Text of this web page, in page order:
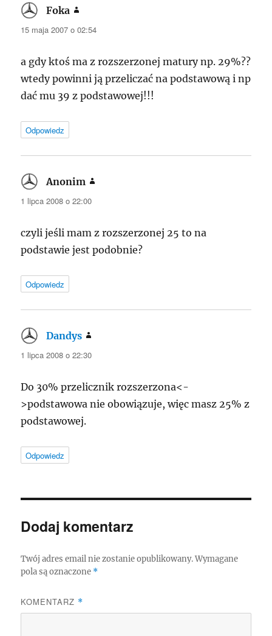
Foka
15 maja 2007 o 02:54
a gdy ktoś ma z rozszerzonej matury np. 29%??
wtedy powinni ją przeliczać na podstawową i np
dać mu 39 z podstawowej!!!
Odpowiedz
Anonim
1 lipca 2008 o 22:00
czyli jeśli mam z rozszerzonej 25 to na
podstawie jest podobnie?
Odpowiedz
Dandys
1 lipca 2008 o 22:30
Do 30% przelicznik rozszerzona<-
>podstawowa nie obowiązuje, więc masz 25% z
podstawowej.
Odpowiedz
Dodaj komentarz
Twój adres email nie zostanie opublikowany. Wymagane
pola są oznaczone *
KOMENTARZ *